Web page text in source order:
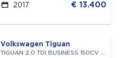
2017 € 13.400
Volkswagen Tiguan
TIGUAN 2.0 TDI BUSINESS 150CV DSG